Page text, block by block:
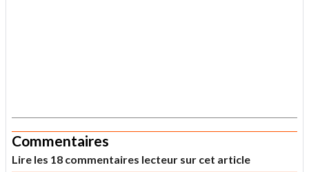
Commentaires
Lire les 18 commentaires lecteur sur cet article